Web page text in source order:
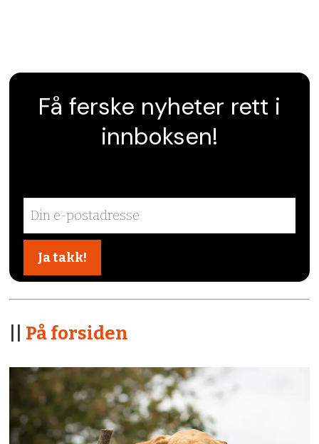
Få ferske nyheter rett i
innboksen!
På forsiden